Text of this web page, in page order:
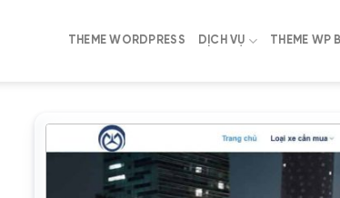
THEME WORDPRESS DỊCH VỤ THEME WP